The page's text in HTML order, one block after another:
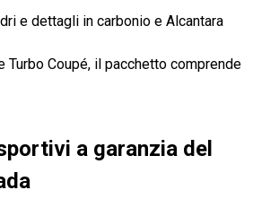
e dettagli in carbonio e Alcantara
Turbo Coupé, il pacchetto comprende
a garanzia del